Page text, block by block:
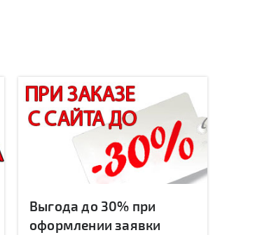
Выгода до 30% при
оформлении заявки